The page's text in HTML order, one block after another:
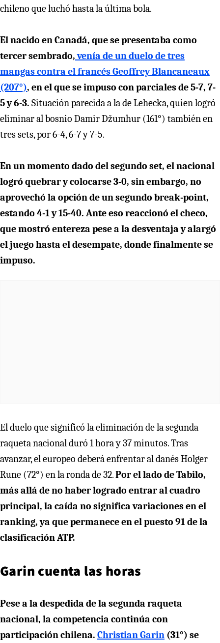
chileno que luchó hasta la última bola.
El nacido en Canadá, que se presentaba como
tercer sembrado,venía de un duelo de tres
mangas contra el francés Geoffrey Blancaneaux
(207°), en el que se impuso con parciales de 5-7, 7-
5 y 6-3. Situación parecida a la de Lehecka, quien logró
eliminar al bosnio Damir Džumhur (161°) también en
tres sets, por 6-4, 6-7 y 7-5.
En un momento dado del segundo set, el nacional
logró quebrar y colocarse 3-0, sin embargo, no
aprovechó la opción de un segundo break-point,
estando 4-1 y 15-40. Ante eso reaccionó el checo,
que mostró entereza pese a la desventaja y alargó
el juego hasta el desempate, donde finalmente se
impuso.
El duelo que significó la eliminación de la segunda
raqueta nacional duró 1 hora y 37 minutos. Tras
avanzar, el europeo deberá enfrentar al danés Holger
Rune (72°) en la ronda de 32.Por el lado de Tabilo,
más allá de no haber logrado entrar al cuadro
principal, la caída no significa variaciones en el
ranking, ya que permanece en el puesto 91 de la
clasificación ATP.
Garin cuenta las horas
Pese a la despedida de la segunda raqueta
nacional, la competencia continúa con
participación chilena. Christian Garin (31°) se